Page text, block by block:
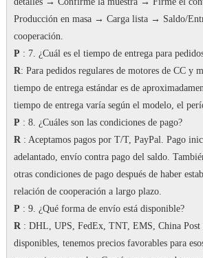
Producción en masa → Carga lista → Saldo/
cooperación.
P : 7. ¿Cuál es el tiempo de entrega para
R: Para pedidos regulares de motores de CC y
tiempo de entrega estándar es de
tiempo de entrega varía según el modelo, el
P : 8. ¿Cuáles son las condiciones de pago?
R: Aceptamos pagos por T/T, PayPal. Pago
adelantado, envío contra pago del saldo.
otras condiciones de pago después de haber
relación de cooperación a largo plazo.
P : 9. ¿Qué forma de envío está disponible?
R: DHL, UPS, FedEx, TNT, EMS, China Post
disponibles, tenemos precios favorables para